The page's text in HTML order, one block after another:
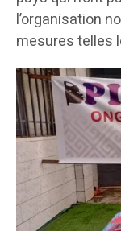
l’organisation
mesures telles